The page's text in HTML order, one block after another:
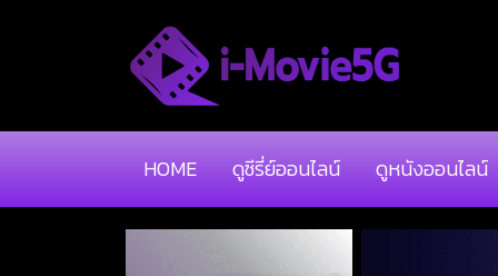
HOME ดูซีรี่ย์ออนไลน์ ดูหนังออนไลน์